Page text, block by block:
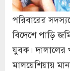
পরিবারের
বিদেশে পাড়ি
যুবক। দালালের
মালয়েশিয়ায়